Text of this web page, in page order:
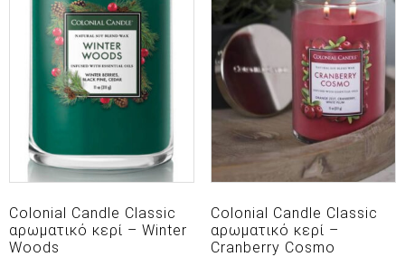
Colonial Candle Classic
αρωματικό κερί – Winter
Woods
Colonial Candle Classic
αρωματικό κερί –
Cranberry Cosmo